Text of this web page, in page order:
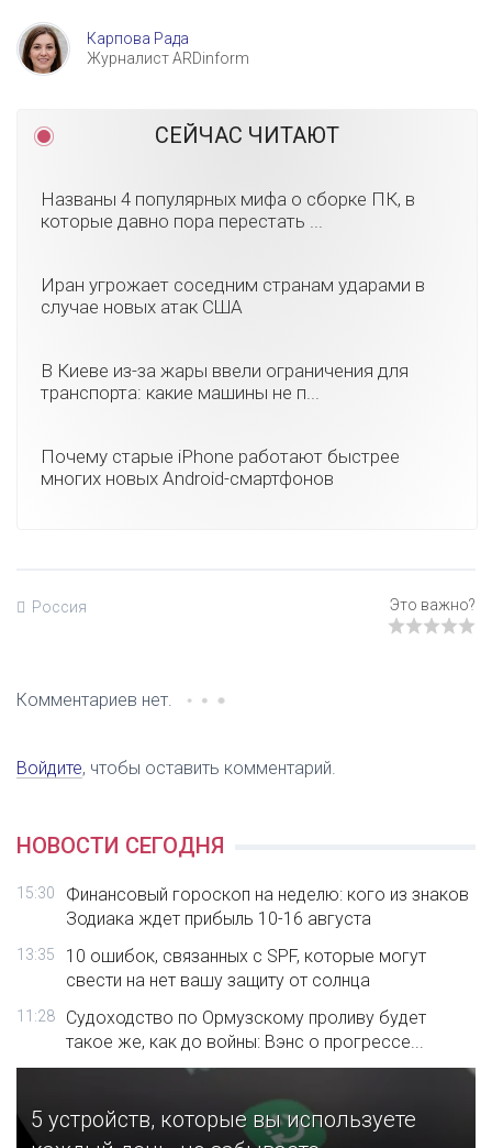
Карпова Рада
Журналист ARDinform
СЕЙЧАС ЧИТАЮТ
Названы 4 популярных мифа о сборке ПК, в
которые давно пора перестать ...
Иран угрожает соседним странам ударами в
случае новых атак США
В Киеве из-за жары ввели ограничения для
транспорта: какие машины не п...
Почему старые iPhone работают быстрее
многих новых Android-смартфонов
Россия
Комментариев нет.
Войдите, чтобы оставить комментарий.
НОВОСТИ СЕГОДНЯ
15:30
Финансовый гороскоп на неделю: кого из знаков
Зодиака ждет прибыль 10-16 августа
13:35
10 ошибок, связанных с SPF, которые могут
свести на нет вашу защиту от солнца
11:28
Судоходство по Ормузскому проливу будет
такое же, как до войны: Вэнс о прогрессе...
5 устройств, которые вы используете